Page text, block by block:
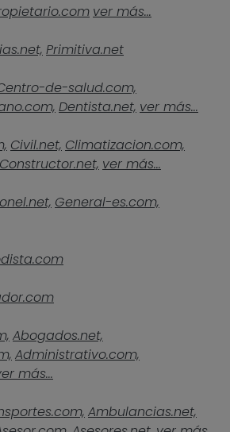
ver más...
Primitiva.net
de-salud.com,
Dentista.net, ver más...
Civil.net, Climatizacion.com,
Constructor.net, ver más...
General-es.com,
Abogados.net,
Administrativo.com,
más...
Ambulancias.net,